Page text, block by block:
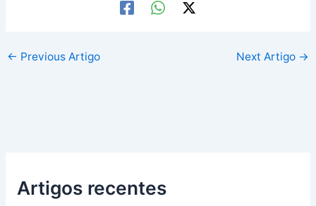
← Previous Artigo Next Artigo →
Artigos recentes